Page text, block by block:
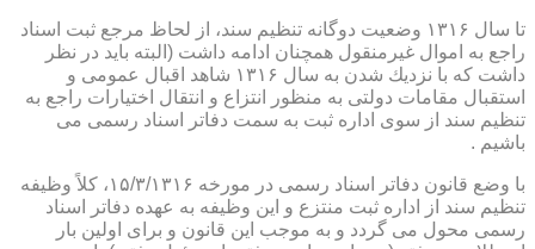
تا سال ۱۳۱۶ وضعیت دوگانه تنظیم سند، از لحاظ مرجع ثبت اسناد
راجع به اموال غیرمنقول همچنان ادامه داشت (البته باید در نظر
داشت كه با نزدیك شدن به سال ۱۳۱۶ شاهد اقبال عمومی و
استقبال مقامات دولتی به منظور انتزاع و انتقال اختیارات راجع به
تنظیم سند از سوی اداره ثبت به سمت دفاتر اسناد رسمی می
باشیم .
با وضع قانون دفاتر اسناد رسمی در مورخه ۱۵/۳/۱۳۱۶، كلاً وظیفه
تنظیم سند از اداره ثبت منتزع و این وظیفه به عهده دفاتر اسناد
رسمی محول می گردد و به موجب این قانون و برای اولین بار